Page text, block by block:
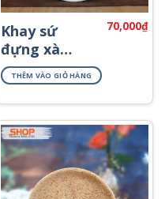
Khay sứ
đựng xà
bông tắm
PKNT-26
70,000₫
THÊM VÀO GIỎ HÀNG